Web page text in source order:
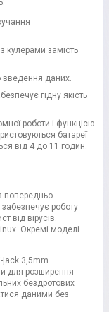
кулерами замість
введення даних.
гідну якість
роботи і функцією
батареї
від 4 до 11 годин.
попередньо
роботу
від вірусів.
Окремі моделі
jack 3,5mm
для розширення
бездротових
даними без